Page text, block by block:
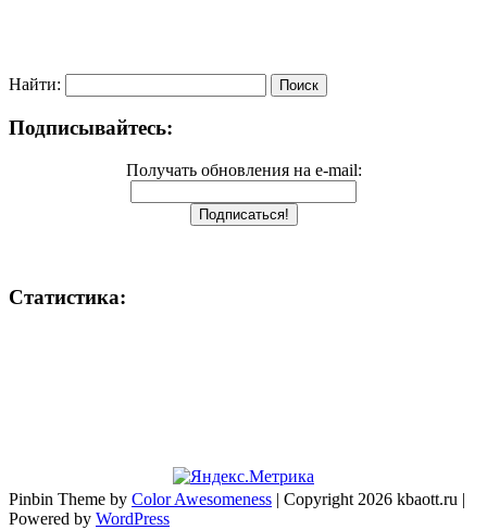
Найти:
Подписывайтесь:
Получать обновления на e-mail:
Статистика:
Pinbin Theme by Color Awesomeness | Copyright 2026 kbaott.ru |
Powered by WordPress